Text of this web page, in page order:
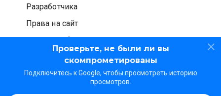
Проверьте, не были ли вы
скомпрометированы
Подключитесь к Google, чтобы просмотреть историю
просмотров.
Разработчика
Права на сайт
Проверка безопасности